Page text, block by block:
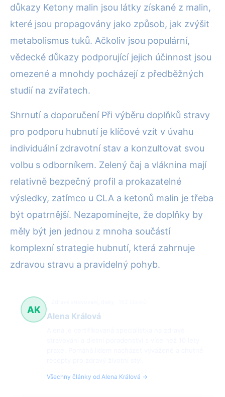
důkazy Ketony malin jsou látky získané z malin,
které jsou propagovány jako způsob, jak zvýšit
metabolismus tuků. Ačkoliv jsou populární,
vědecké důkazy podporující jejich účinnost jsou
omezené a mnohdy pocházejí z předběžných
studií na zvířatech.
Shrnutí a doporučení Při výběru doplňků stravy
pro podporu hubnutí je klíčové vzít v úvahu
individuální zdravotní stav a konzultovat svou
volbu s odborníkem. Zelený čaj a vláknina mají
relativně bezpečný profil a prokazatelné
výsledky, zatímco u CLA a ketonů malin je třeba
být opatrnější. Nezapomínejte, že doplňky by
měly být jen jednou z mnoha součástí
komplexní strategie hubnutí, která zahrnuje
zdravou stravu a pravidelný pohyb.
AK
Alena Králová
Všechny články od Alena Králová →